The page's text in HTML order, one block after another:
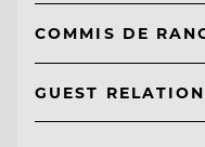
COMMIS DE
GUEST